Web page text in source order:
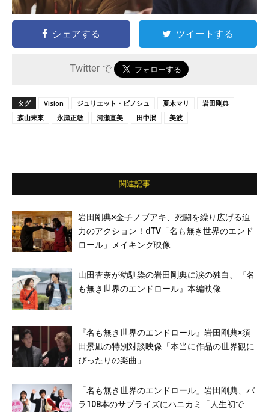
シェアする ツイートする
Twitter で
タグ Vision ジュリエット・ビノシュ 夏木マリ
岩田剛典
森山未來
永瀬正敏 河瀬直美 田中泯 美波
関連記事
岩田剛典×金子ノブアキ、死闘を繰り広げる迫
力のアクション！dTV「名も無き世界のエンド
ロール」メイキング映像
山田杏奈が幼馴染の岩田剛典に涙の独白、『名
も無き世界のエンドロール』本編映像
『名も無き世界のエンドロール』岩田剛典×須
田景凪の特別対談映像「本当に作品の世界観に
ぴったりの楽曲」
「名も無き世界のエンドロール」岩田剛典、バ
ラ108本のサプライズにハニカミ「人生初で